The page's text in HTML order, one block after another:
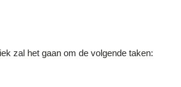
zal het gaan om de volgende taken: